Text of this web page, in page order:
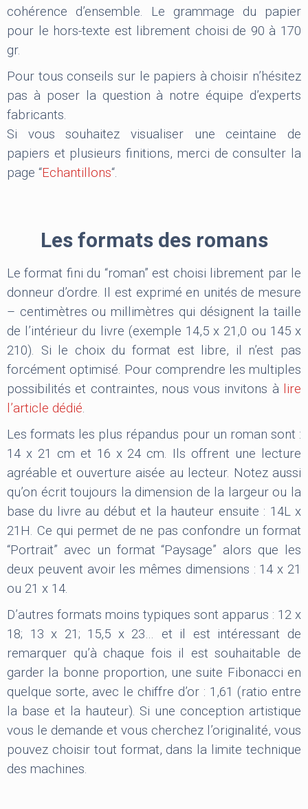
cohérence d’ensemble. Le grammage du papier
pour le hors-texte est librement choisi de 90 à 170
gr.
Pour tous conseils sur le papiers à choisir n’hésitez
pas à poser la question à notre équipe d’experts
fabricants.
Si vous souhaitez visualiser une ceintaine de
papiers et plusieurs finitions, merci de consulter la
page “Echantillons“.
Les formats des romans
Le format fini du “roman” est choisi librement par le
donneur d’ordre. Il est exprimé en unités de mesure
– centimètres ou millimètres qui désignent la taille
de l’intérieur du livre (exemple 14,5 x 21,0 ou 145 x
210). Si le choix du format est libre, il n’est pas
forcément optimisé. Pour comprendre les multiples
possibilités et contraintes, nous vous invitons à lire
l’article dédié.
Les formats les plus répandus pour un roman sont :
14 x 21 cm et 16 x 24 cm. Ils offrent une lecture
agréable et ouverture aisée au lecteur. Notez aussi
qu’on écrit toujours la dimension de la largeur ou la
base du livre au début et la hauteur ensuite : 14L x
21H. Ce qui permet de ne pas confondre un format
“Portrait” avec un format “Paysage” alors que les
deux peuvent avoir les mêmes dimensions : 14 x 21
ou 21 x 14.
D’autres formats moins typiques sont apparus : 12 x
18; 13 x 21; 15,5 x 23… et il est intéressant de
remarquer qu’à chaque fois il est souhaitable de
garder la bonne proportion, une suite Fibonacci en
quelque sorte, avec le chiffre d’or : 1,61 (ratio entre
la base et la hauteur). Si une conception artistique
vous le demande et vous cherchez l’originalité, vous
pouvez choisir tout format, dans la limite technique
des machines.